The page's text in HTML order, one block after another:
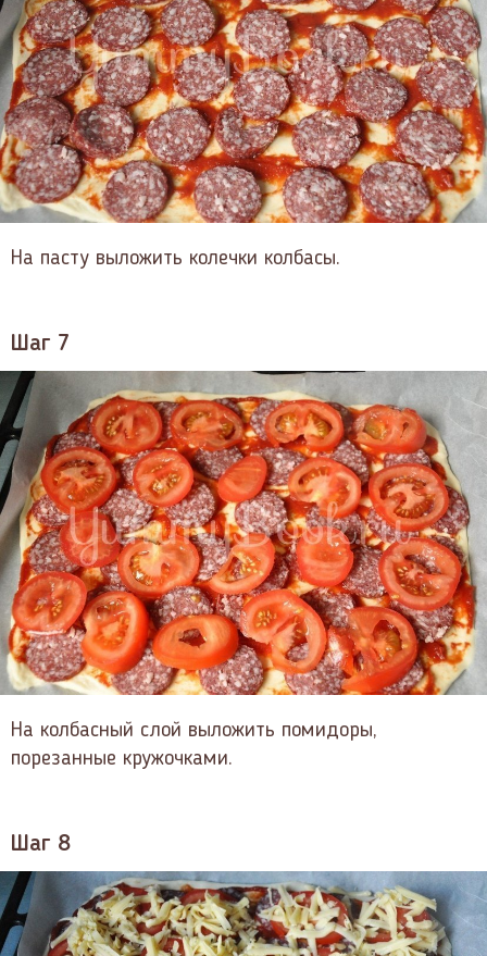
На пасту выложить колечки колбасы.
Шаг 7
На колбасный слой выложить помидоры,
порезанные кружочками.
Шаг 8